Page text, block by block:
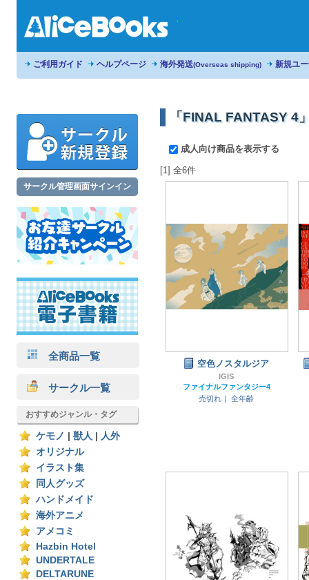
ご利用ガイド ヘルプページ 海外発送(Overseas shipping) 新規ユ
サークル管理画面サインイン
全商品一覧
サークル一覧
おすすめジャンル・タグ
ケモノ 獣人
人外
オリジナル
イラスト集
同人グッズ
ハンドメイド
海外アニメ
アメコミ
Hazbin Hotel
UNDERTALE
DELTARUNE
「FINAL FANTASY 4
成人向け商品を表示する
[1] 全6件
空色ノスタルジア
IGIS
ファイナルファンタジー4
売切れ｜
全年齢